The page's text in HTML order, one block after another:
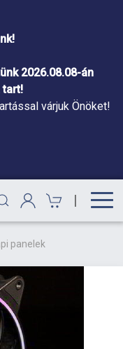
2026.08.08-án
tart!
várjuk Önöket!
|
panelek